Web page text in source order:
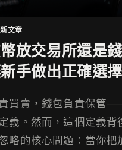
文章
放交易所還是
手做出正確選擇
買賣，錢包負責保管
義。然而，這個定義背
略的核心問題：當你把